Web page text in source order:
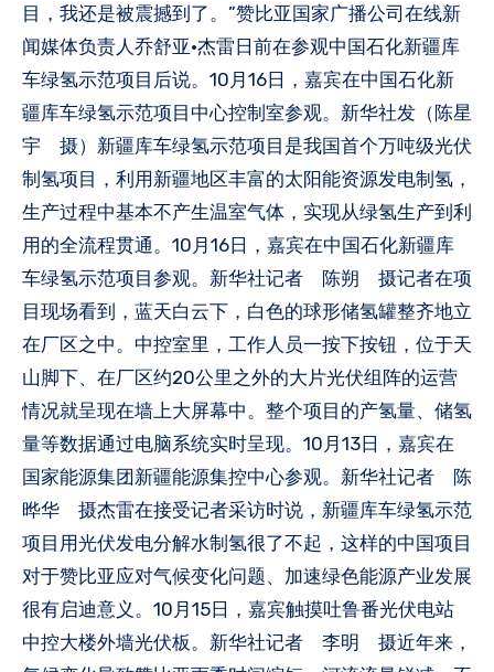
目，我还是被震撼到了。”赞比亚国家广播公司在线新
闻媒体负责人乔舒亚·杰雷日前在参观中国石化新疆库
车绿氢示范项目后说。10月16日，嘉宾在中国石化新
疆库车绿氢示范项目中心控制室参观。新华社发（陈星
宇 摄）新疆库车绿氢示范项目是我国首个万吨级光伏
制氢项目，利用新疆地区丰富的太阳能资源发电制氢，
生产过程中基本不产生温室气体，实现从绿氢生产到利
用的全流程贯通。10月16日，嘉宾在中国石化新疆库
车绿氢示范项目参观。新华社记者 陈朔 摄记者在项
目现场看到，蓝天白云下，白色的球形储氢罐整齐地立
在厂区之中。中控室里，工作人员一按下按钮，位于天
山脚下、在厂区约20公里之外的大片光伏组阵的运营
情况就呈现在墙上大屏幕中。整个项目的产氢量、储氢
量等数据通过电脑系统实时呈现。10月13日，嘉宾在
国家能源集团新疆能源集控中心参观。新华社记者 陈
晔华 摄杰雷在接受记者采访时说，新疆库车绿氢示范
项目用光伏发电分解水制氢很了不起，这样的中国项目
对于赞比亚应对气候变化问题、加速绿色能源产业发展
很有启迪意义。10月15日，嘉宾触摸吐鲁番光伏电站
中控大楼外墙光伏板。新华社记者 李明 摄近年来，